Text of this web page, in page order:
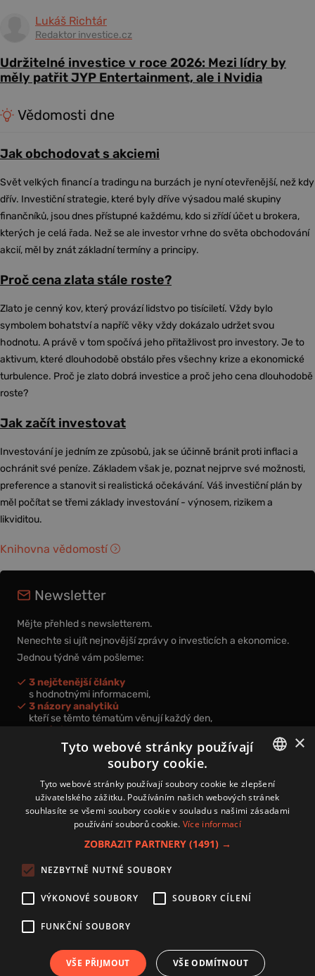
Lukáš Richtár
Redaktor investice.cz
Udržitelné investice v roce 2026: Mezi lídry by
měly patřit JYP Entertainment, ale i Nvidia
Vědomosti dne
Jak obchodovat s akciemi
Svět velkých financí a tradingu na burzách je nyní otevřenější, než kdy
dřív. Investiční strategie, které byly dříve výsadou malé skupiny
finančníků, jsou dnes přístupné každému, kdo si zřídí účet u brokera,
kterých je celá řada. Než se ale investor vrhne do světa obchodování
akcií, měl by znát základní termíny a principy.
Proč cena zlata stále roste?
Zlato je cenný kov, který provází lidstvo po tisíciletí. Vždy bylo
symbolem bohatství a napříč věky vždy dokázalo udržet svou
hodnotu. A právě v tom spočívá jeho přitažlivost pro investory. Je to
aktivum, které dlouhodobě obstálo přes všechny krize a ekonomické
turbulence. Proč je zlato dobrá investice a proč jeho cena dlouhodobě
roste?
Jak začít investovat
Investování je jedním ze způsobů, jak se účinně bránit proti inflaci a
ochránit své peníze. Základem však je, poznat nejprve své možnosti,
preference a stanovit si realistická očekávání. Váš investiční plán by
měl počítat se třemi základy investování - výnosem, rizikem a
likviditou.
Knihovna vědomostí
Newsletter
Mějte přehled s newsletterem.
Nenechte si ujít nejnovější zprávy o investicích a ekonomice.
Jednou týdně vám pošleme:
3 nejčtenější články
s hodnotnými informacemi,
3 názory analytiků
kteří se těmto tématům věnují každý den,
nová videa a podcasty
k prohloubení vašich znalostí.
Přihlášením k newsletteru vyjadřujete svůj souhlas spodmínkami
zpracování osobních údajů.
Zásady používání souborů cookies
Autoři
Nastavení cookies
CZECH
×
Tyto webové stránky používají
soubory cookie.
Tyto webové stránky používají soubory cookie ke zlepšení
uživatelského zážitku. Používáním našich webových stránek
souhlasíte se všemi soubory cookie v souladu s našimi zásadami
používání souborů cookie. Více informací
ZOBRAZIT PARTNERY (1491) →
NEZBYTNĚ NUTNÉ SOUBORY
VÝKONOVÉ SOUBORY SOUBORY CÍLENÍ
FUNKČNÍ SOUBORY
VŠE PŘIJMOUT VŠE ODMÍTNOUT